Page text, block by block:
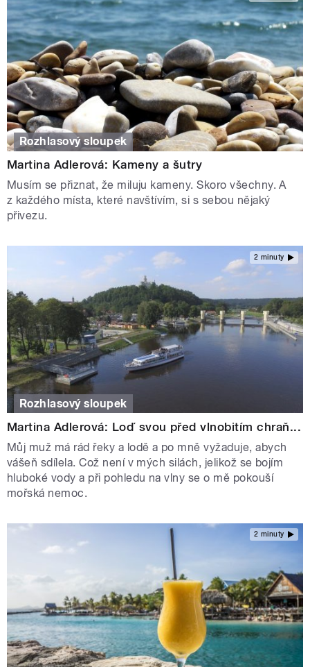
Rozhlasový sloupek
Martina Adlerová: Kameny a šutry
Musím se přiznat, že miluju kameny. Skoro všechny. A
z každého místa, které navštívím, si s sebou nějaký
přivezu.
2 minuty
Rozhlasový sloupek
Martina Adlerová: Loď svou před vlnobitím chraň...
Můj muž má rád řeky a lodě a po mně vyžaduje, abych
vášeň sdílela. Což není v mých silách, jelikož se bojím
hluboké vody a při pohledu na vlny se o mě pokouší
mořská nemoc.
2 minuty